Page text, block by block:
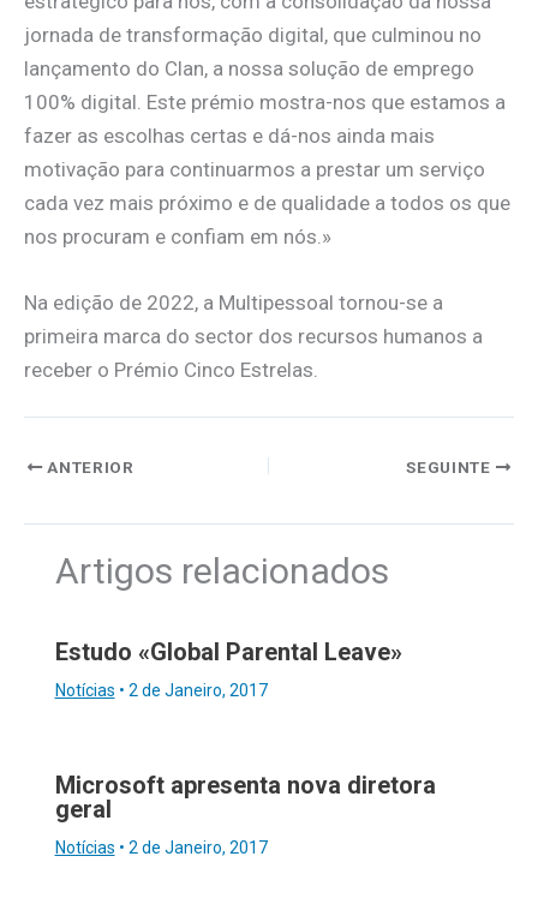
jornada de transformação digital, que culminou no
lançamento do Clan, a nossa solução de emprego
100% digital. Este prémio mostra-nos que estamos a
fazer as escolhas certas e dá-nos ainda mais
motivação para continuarmos a prestar um serviço
cada vez mais próximo e de qualidade a todos os que
nos procuram e confiam em nós.»
Na edição de 2022, a Multipessoal tornou-se a
primeira marca do sector dos recursos humanos a
receber o Prémio Cinco Estrelas.
ANTERIOR SEGUINTE
Artigos relacionados
Estudo «Global Parental Leave»
Notícias • 2 de Janeiro, 2017
Microsoft apresenta nova diretora
geral
Notícias • 2 de Janeiro, 2017